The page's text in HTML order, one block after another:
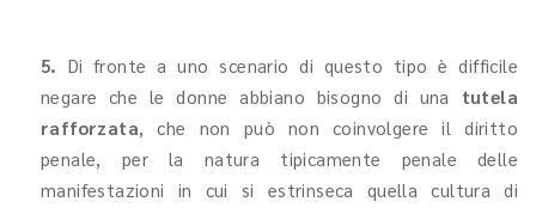
5. Di fronte a uno scenario di questo tipo è difficile
negare che le donne abbiano bisogno di una tutela
rafforzata, che non può non coinvolgere il diritto
penale, per la natura tipicamente penale delle
manifestazioni in cui si estrinseca quella cultura di